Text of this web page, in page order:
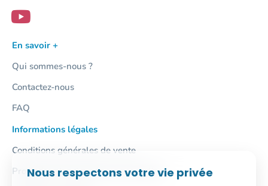
En savoir +
Qui sommes-nous ?
Contactez-nous
FAQ
Informations légales
Conditions générales de vente
Protection des données personnelles
Nous respectons votre vie privée